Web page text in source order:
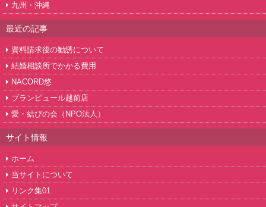
九州・沖縄
最近の記事
資料請求後の勧誘について
結婚相談所でかかる費用
NACORD悠
ブランピュール越前店
愛・結びの会（NPO法人）
サイト情報
ホーム
当サイトについて
リンク集01